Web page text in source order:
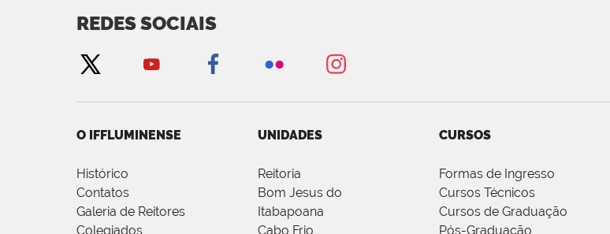
REDES SOCIAIS
O IFFLUMINENSE
Histórico
Contatos
Galeria de Reitores
Colegiados
UNIDADES
Reitoria
Bom Jesus do
Itabapoana
Cabo Frio
CURSOS
Formas de Ingresso
Cursos Técnicos
Cursos de Graduação
Pós-Graduação